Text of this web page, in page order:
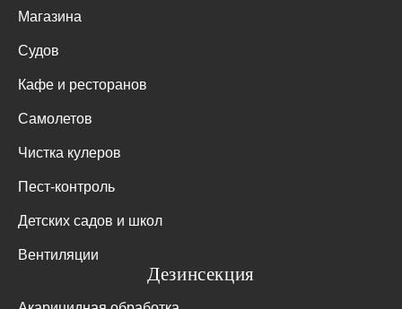
Магазина
Судов
Кафе и ресторанов
Самолетов
Чистка кулеров
Пест-контроль
Детских садов и школ
Вентиляции
Дезинсекция